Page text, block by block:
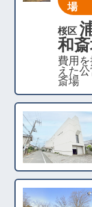
場
桜区
和
費用を
えた
斎場